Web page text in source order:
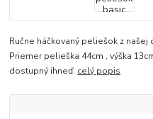
Ručne háčkovaný peliešok z
Priemer pelieška 44cm , výška
dostupný ihneď. celý popis